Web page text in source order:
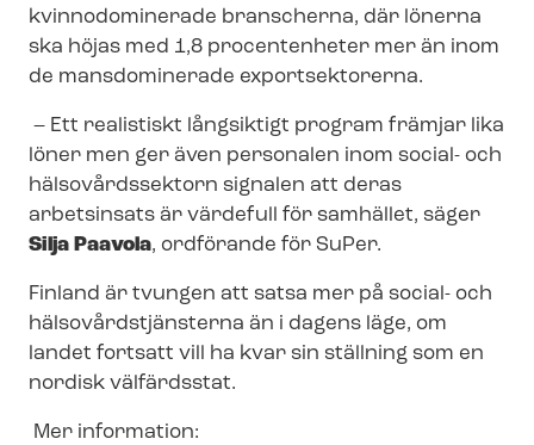
kvinnodominerade branscherna, där lönerna
ska höjas med 1,8 procentenheter mer än inom
de mansdominerade exportsektorerna.
– Ett realistiskt långsiktigt program främjar lika
löner men ger även personalen inom social- och
hälsovårdssektorn signalen att deras
arbetsinsats är värdefull för samhället, säger
Silja Paavola, ordförande för SuPer.
Finland är tvungen att satsa mer på social- och
häl­so­vårds­tjäns­ter­na än i dagens läge, om
landet fortsatt vill ha kvar sin ställning som en
nordisk välfärdsstat.
Mer information: